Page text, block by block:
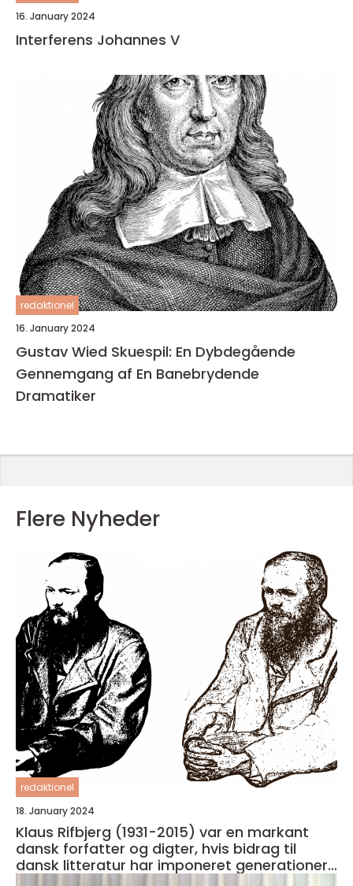
16. January 2024
Interferens Johannes V
redaktionel
16. January 2024
Gustav Wied Skuespil: En Dybdegående
Gennemgang af En Banebrydende
Dramatiker
Flere Nyheder
redaktionel
18. January 2024
Klaus Rifbjerg (1931-2015) var en markant
dansk forfatter og digter, hvis bidrag til
dansk litteratur har imponeret generationer